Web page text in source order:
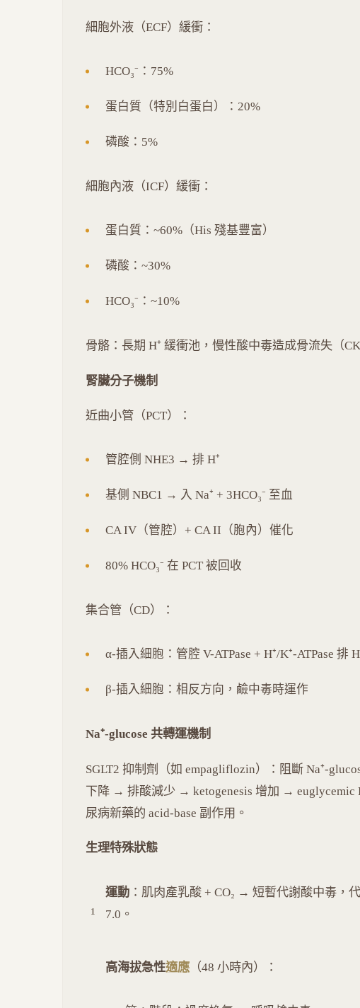
細胞外液（ECF）緩衝：
HCO₃⁻：75%
蛋白質（特別白蛋白）：20%
磷酸：5%
細胞內液（ICF）緩衝：
蛋白質：~60%（His 殘基豐富）
磷酸：~30%
HCO₃⁻：~10%
骨骼：長期 H⁺ 緩衝池，慢性酸中毒造成骨流失（
腎臟分子機制
近曲小管（PCT）：
管腔側 NHE3 → 排 H⁺
基側 NBC1 → 入 Na⁺ + 3HCO₃⁻ 至血
CA IV（管腔）+ CA II（胞內）催化
80% HCO₃⁻ 在 PCT 被回收
集合管（CD）：
α-插入細胞：管腔 V-ATPase + H⁺/K⁺-ATPase 排
β-插入細胞：相反方向，鹼中毒時運作
Na⁺-glucose 共轉運機制
SGLT2 抑制劑（如 empagliflozin）：阻斷 Na⁺-
下降 → 排酸減少 → ketogenesis 增加 → euglycemic
尿病新藥的 acid-base 副作用。
生理特殊狀態
運動 ：肌肉產乳酸 + CO₂ → 短暫代謝酸中毒，
7.0。
高海拔急性適應 （48 小時內）：